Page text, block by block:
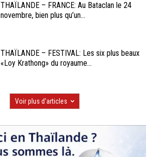
THAÏLANDE – FRANCE: Au Bataclan le 24
novembre, bien plus qu’un...
THAÏLANDE – FESTIVAL: Les six plus beaux
«Loy Krathong» du royaume...
Voir plus d'articles